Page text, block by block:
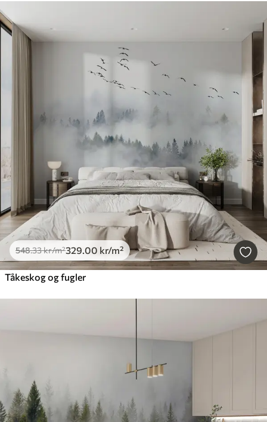
548.33kr/m²329 .00 kr/m²
Tåkeskog og fugler